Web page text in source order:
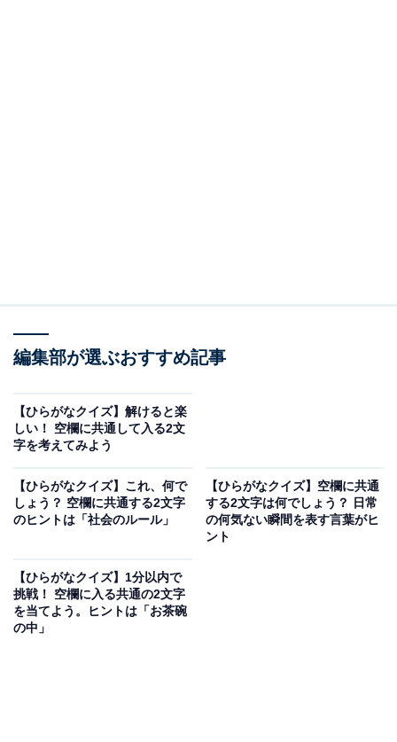
編集部が選ぶおすすめ記事
【ひらがなクイズ】解けると楽
しい！ 空欄に共通して入る2文
字を考えてみよう
【ひらがなクイズ】これ、何で
しょう？ 空欄に共通する2文字
のヒントは「社会のルール」
【ひらがなクイズ】空欄に共通
する2文字は何でしょう？ 日常
の何気ない瞬間を表す言葉がヒ
ント
【ひらがなクイズ】1分以内で
挑戦！ 空欄に入る共通の2文字
を当てよう。ヒントは「お茶碗
の中」